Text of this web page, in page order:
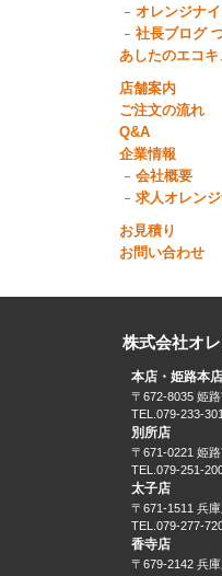
オレンジナ
社長ブログ
あしたのエコキ
店舗案内
ご注文の流れ
Q&A
企業情報
会社概要
求人オレン
お見積り
お問い合わせ
株式会社オ
本店・姫路本店
〒672-8035 姫
TEL.079-233-
別所店
〒671-0221 姫
TEL.079-251-
太子店
〒671-1511 兵
TEL.079-277-
香寺店
〒679-2142 兵